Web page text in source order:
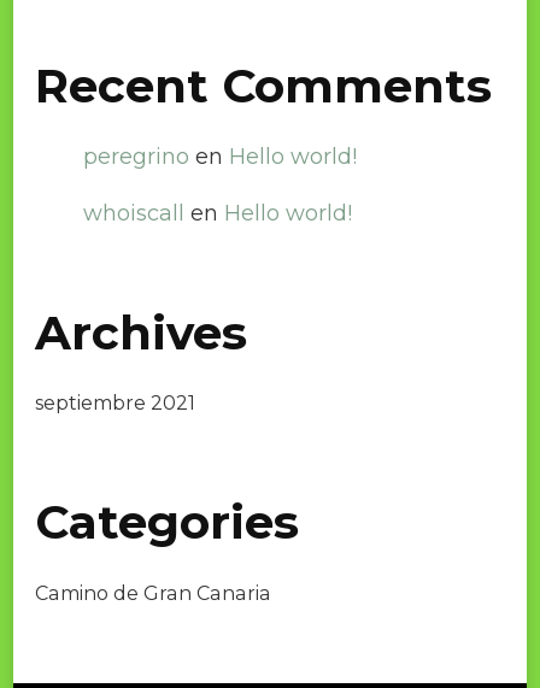
Recent Comments
peregrino en Hello world!
whoiscall en Hello world!
Archives
septiembre 2021
Categories
Camino de Gran Canaria